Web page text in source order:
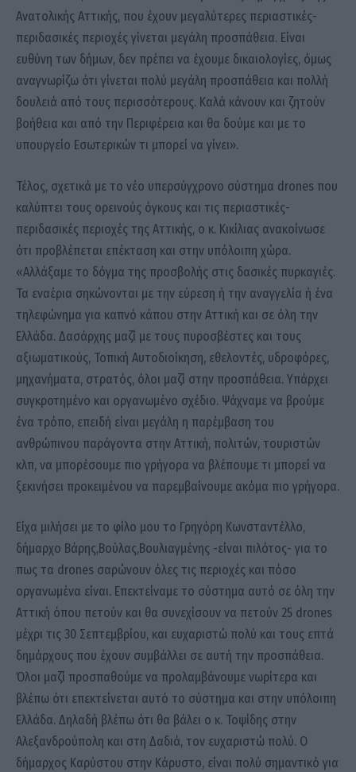
Ανατολικής Αττικής, που έχουν μεγαλύτερες περιαστικές-
περιδασικές περιοχές γίνεται μεγάλη προσπάθεια. Είναι
ευθύνη των δήμων, δεν πρέπει να έχουμε δικαιολογίες, όμως
αναγνωρίζω ότι γίνεται πολύ μεγάλη προσπάθεια και πολλή
δουλειά από τους περισσότερους. Καλά κάνουν και ζητούν
βοήθεια και από την Περιφέρεια και θα δούμε και με το
υπουργείο Εσωτερικών τι μπορεί να γίνει».
Τέλος, σχετικά με το νέο υπερσύγχρονο σύστημα drones που
καλύπτει τους ορεινούς όγκους και τις περιαστικές-
περιδασικές περιοχές της Αττικής, ο κ. Κικίλιας ανακοίνωσε
ότι προβλέπεται επέκταση και στην υπόλοιπη χώρα.
«Αλλάξαμε το δόγμα της προσβολής στις δασικές πυρκαγιές.
Τα εναέρια σηκώνονται με την εύρεση ή την αναγγελία ή ένα
τηλεφώνημα για καπνό κάπου στην Αττική και σε όλη την
Ελλάδα. Δασάρχης μαζί με τους πυροσβέστες και τους
αξιωματικούς, Τοπική Αυτοδιοίκηση, εθελοντές, υδροφόρες,
μηχανήματα, στρατός, όλοι μαζί στην προσπάθεια. Υπάρχει
συγκροτημένο και οργανωμένο σχέδιο. Ψάχναμε να βρούμε
ένα τρόπο, επειδή είναι μεγάλη η παρέμβαση του
ανθρώπινου παράγοντα στην Αττική, πολιτών, τουριστών
κλπ, να μπορέσουμε πιο γρήγορα να βλέπουμε τι μπορεί να
ξεκινήσει προκειμένου να παρεμβαίνουμε ακόμα πιο γρήγορα.
Είχα μιλήσει με το φίλο μου το Γρηγόρη Κωνσταντέλλο,
δήμαρχο Βάρης,Βούλας,Βουλιαγμένης -είναι πιλότος- για το
πως τα drones σαρώνουν όλες τις περιοχές και πόσο
οργανωμένα είναι. Επεκτείναμε το σύστημα αυτό σε όλη την
Αττική όπου πετούν και θα συνεχίσουν να πετούν 25 drones
μέχρι τις 30 Σεπτεμβρίου, και ευχαριστώ πολύ και τους επτά
δημάρχους που έχουν συμβάλλει σε αυτή την προσπάθεια.
Όλοι μαζί προσπαθούμε να προλαμβάνουμε νωρίτερα και
βλέπω ότι επεκτείνεται αυτό το σύστημα και στην υπόλοιπη
Ελλάδα. Δηλαδή βλέπω ότι θα βάλει ο κ. Τοψίδης στην
Αλεξανδρούπολη και στη Δαδιά, τον ευχαριστώ πολύ. Ο
δήμαρχος Καρύστου στην Κάρυστο, είναι πολύ σημαντικό για